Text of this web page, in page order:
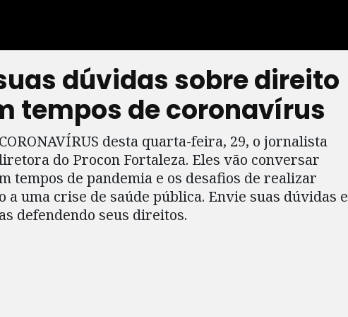
dúvidas sobre direito
tempos de coronavírus
desta quarta-feira, 29, o jornalista
do Procon Fortaleza. Eles vão conversar
tempos de pandemia e os desafios de realizar
a uma crise de saúde pública. Envie suas dúvidas e
defendendo seus direitos.